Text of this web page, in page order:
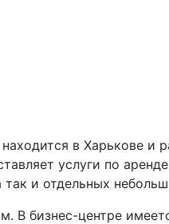
в Харькове и
услуги по
так и отдельных
В бизнес-центре